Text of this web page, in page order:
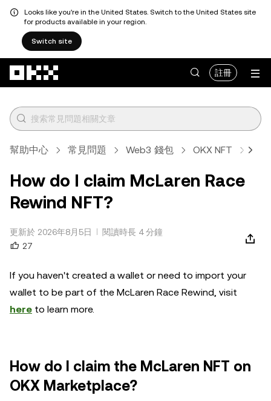
Looks like you're in the United States. Switch to the United States site
for products available in your region.
Switch site
註冊
幫助中心 常見問題 Web3 錢包 OKX NFT 文章
How do I claim McLaren Race
Rewind NFT?
更新於 2026年8月5日
閱讀時長 4 分鐘
27
If you haven't created a wallet or need to import your
wallet to be part of the McLaren Race Rewind, visit
here to learn more.
How do I claim the McLaren NFT on
OKX Marketplace?